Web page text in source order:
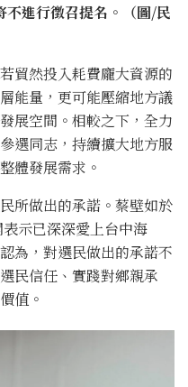
進行徵召提名。（圖/民
貿然投入耗費龐大資源的
能量，更可能壓縮地方議
展空間。相較之下，全力
選同志，持續擴大地方服
體發展需求。
所做出的承諾。蔡壁如於
示已深深愛上台中海
為，對選民做出的承諾不
民信任、實踐對鄉親承
值。